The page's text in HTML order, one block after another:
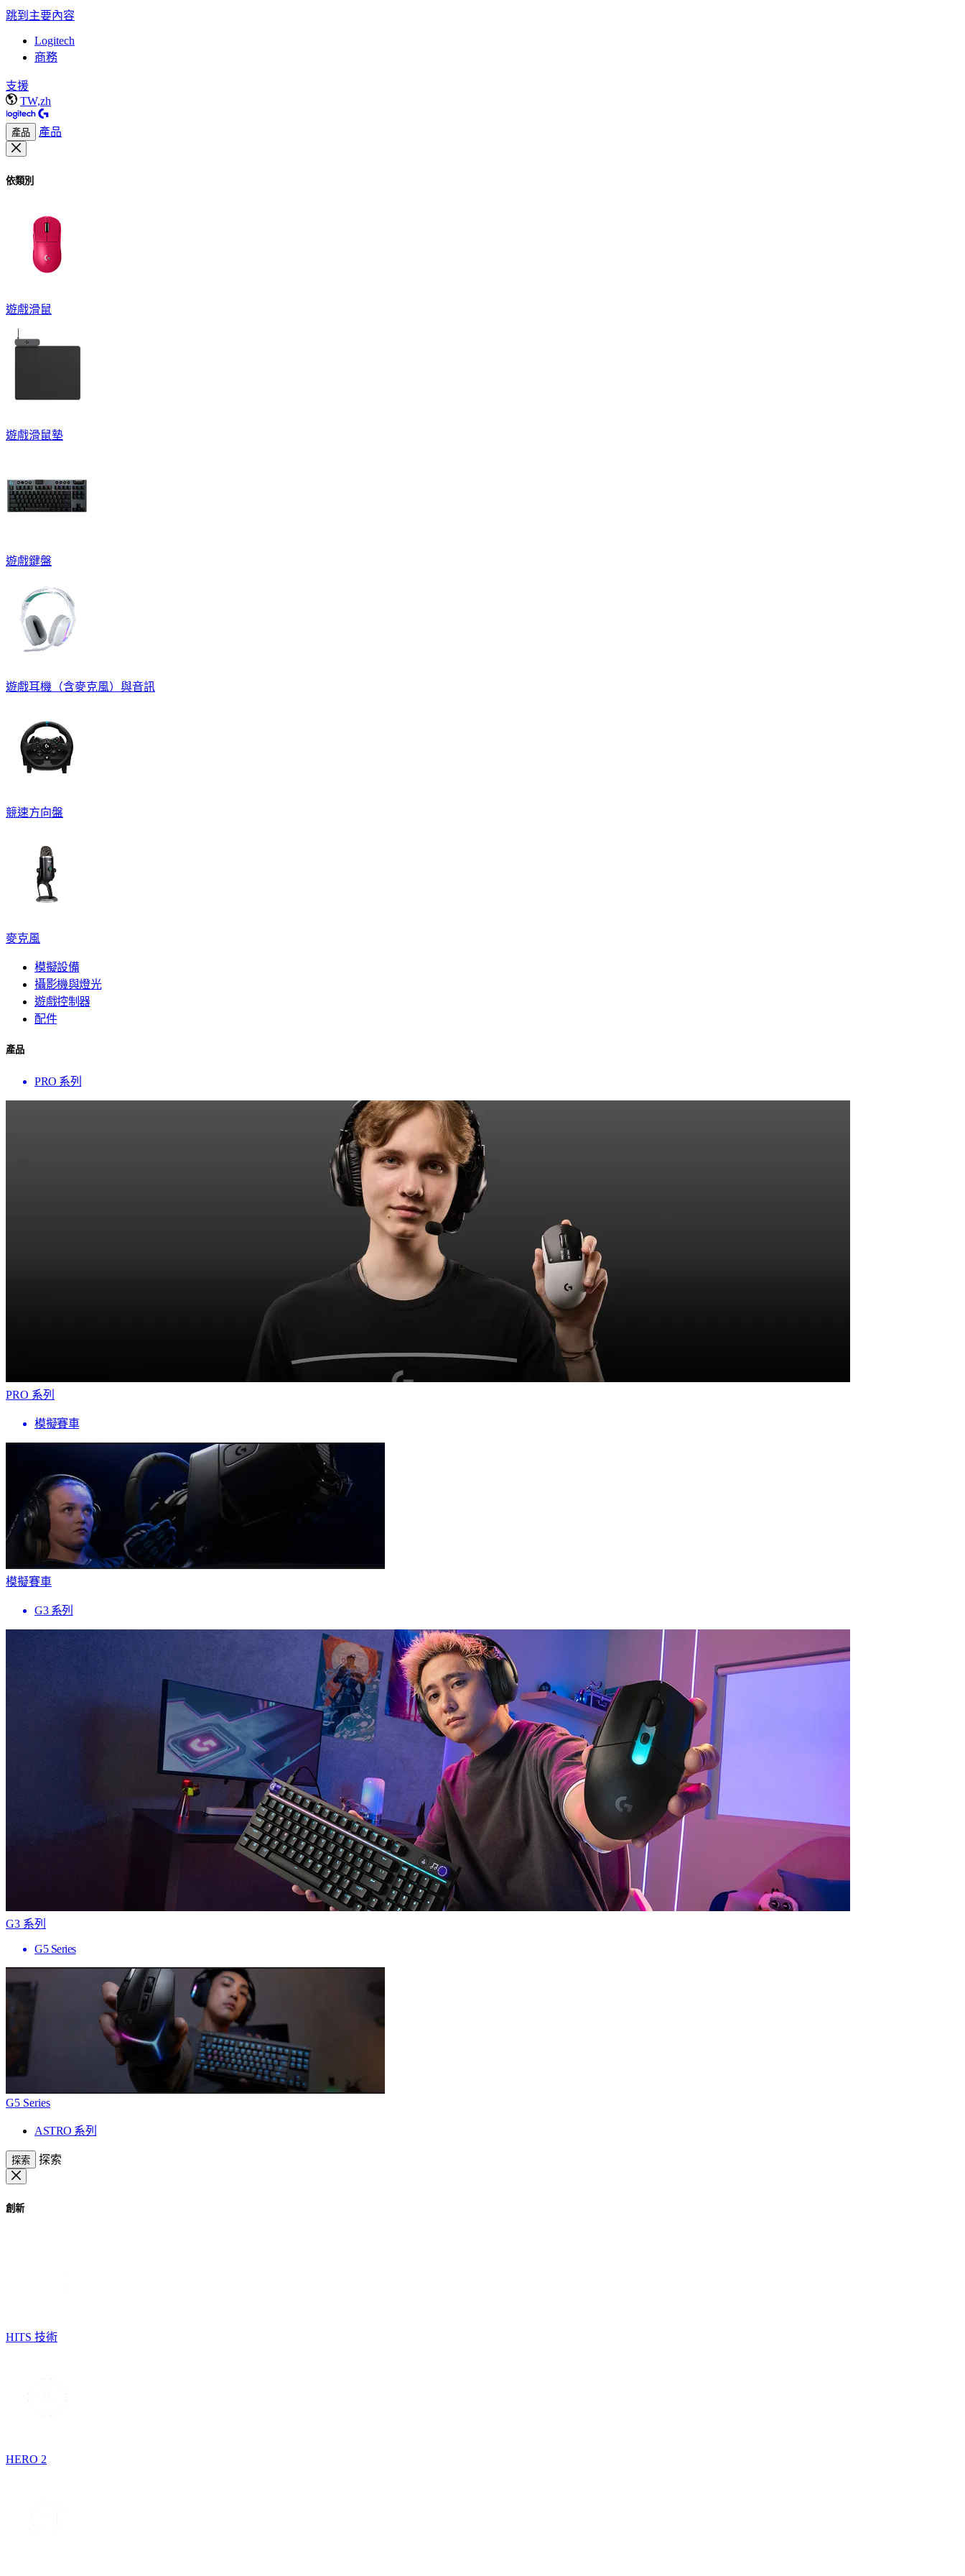
跳到主要內容
Logitech
商務
支援
TW,zh
產品 產品
依類別
遊戲滑鼠
遊戲滑鼠墊
遊戲鍵盤
遊戲耳機（含麥克風）與音訊
競速方向盤
麥克風
模擬設備
攝影機與燈光
遊戲控制器
配件
產品
PRO 系列
PRO 系列
模擬賽車
模擬賽車
G3 系列
G3 系列
G5 Series
G5 Series
ASTRO 系列
探索 探索
創新
HITS 技術
HERO 2